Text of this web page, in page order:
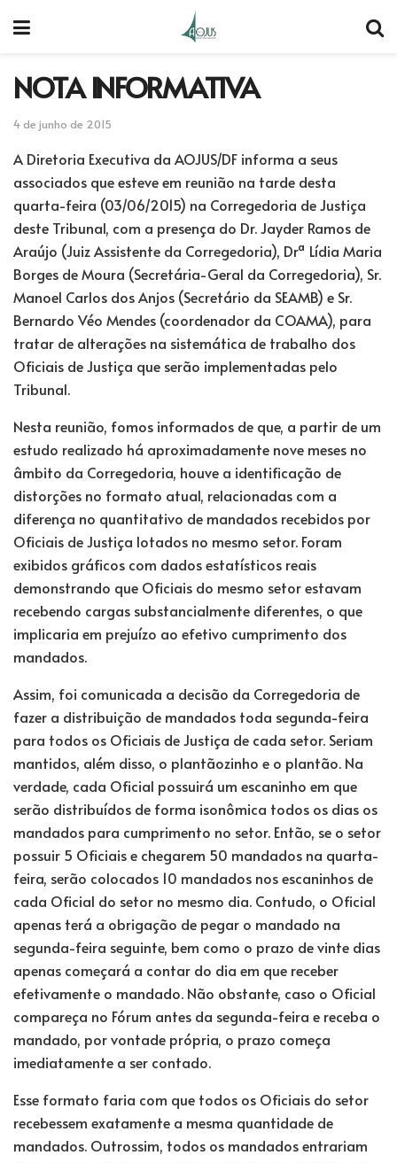
NOTA INFORMATIVA
4 de junho de 2015
A Diretoria Executiva da AOJUS/DF informa a seus
associados que esteve em reunião na tarde desta
quarta-feira (03/06/2015) na Corregedoria de Justiça
deste Tribunal, com a presença do Dr. Jayder Ramos de
Araújo (Juiz Assistente da Corregedoria), Drª Lídia Maria
Borges de Moura (Secretária-Geral da Corregedoria), Sr.
Manoel Carlos dos Anjos (Secretário da SEAMB) e Sr.
Bernardo Véo Mendes (coordenador da COAMA), para
tratar de alterações na sistemática de trabalho dos
Oficiais de Justiça que serão implementadas pelo
Tribunal.
Nesta reunião, fomos informados de que, a partir de um
estudo realizado há aproximadamente nove meses no
âmbito da Corregedoria, houve a identificação de
distorções no formato atual, relacionadas com a
diferença no quantitativo de mandados recebidos por
Oficiais de Justiça lotados no mesmo setor. Foram
exibidos gráficos com dados estatísticos reais
demonstrando que Oficiais do mesmo setor estavam
recebendo cargas substancialmente diferentes, o que
implicaria em prejuízo ao efetivo cumprimento dos
mandados.
Assim, foi comunicada a decisão da Corregedoria de
fazer a distribuição de mandados toda segunda-feira
para todos os Oficiais de Justiça de cada setor. Seriam
mantidos, além disso, o plantãozinho e o plantão. Na
verdade, cada Oficial possuirá um escaninho em que
serão distribuídos de forma isonômica todos os dias os
mandados para cumprimento no setor. Então, se o setor
possuir 5 Oficiais e chegarem 50 mandados na quarta-
feira, serão colocados 10 mandados nos escaninhos de
cada Oficial do setor no mesmo dia. Contudo, o Oficial
apenas terá a obrigação de pegar o mandado na
segunda-feira seguinte, bem como o prazo de vinte dias
apenas começará a contar do dia em que receber
efetivamente o mandado. Não obstante, caso o Oficial
compareça no Fórum antes da segunda-feira e receba o
mandado, por vontade própria, o prazo começa
imediatamente a ser contado.
Esse formato faria com que todos os Oficiais do setor
recebessem exatamente a mesma quantidade de
mandados. Outrossim, todos os mandados entrariam